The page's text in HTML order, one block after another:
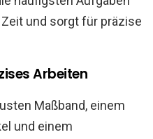
und sorgt für präzise
Arbeiten
Maßband, einem
und einem